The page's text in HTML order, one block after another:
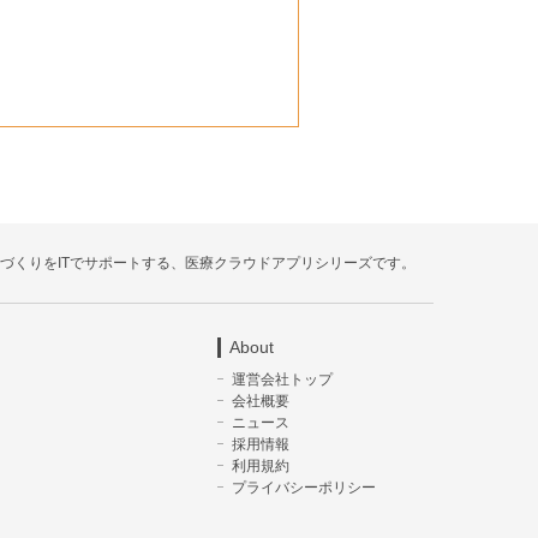
くりをITでサポートする、医療クラウドアプリシリーズです。
About
運営会社トップ
会社概要
ニュース
採用情報
利用規約
プライバシーポリシー